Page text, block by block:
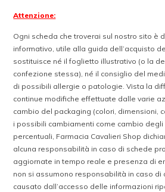
Attenzione:
Ogni scheda che troverai sul nostro sito è
informativo, utile alla guida dell’acquisto
sostituisce né il foglietto illustrativo (o la
confezione stessa), né il consiglio del
di possibili allergie o patologie. Vista la
continue modifiche effettuate dalle varie
cambio del packaging (colori, dimensioni,
i possibili cambiamenti come cambio
percentuali, Farmacia Cavalieri Shop
alcuna responsabilità in caso di schede
aggiornate in tempo reale e presenza di
non si assumono responsabilità in caso di
causato dall’accesso delle informazioni